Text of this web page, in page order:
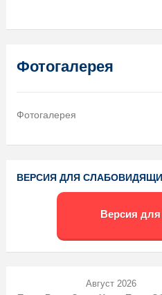
Фотогалерея
Фотогалерея
ВЕРСИЯ ДЛЯ
Версия
Август 2026